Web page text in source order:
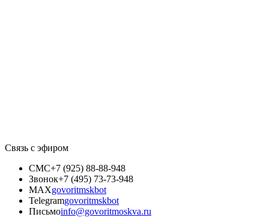
Связь с эфиром
СМС+7 (925) 88-88-948
Звонок+7 (495) 73-73-948
MAXgovoritmskbot
Telegramgovoritmskbot
Письмоinfo@govoritmoskva.ru